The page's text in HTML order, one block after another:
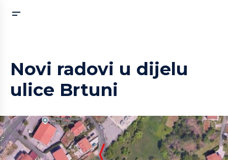
Novi radovi u dijelu
ulice Brtuni